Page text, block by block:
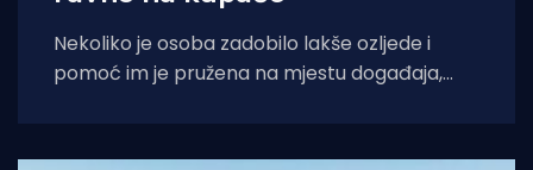
Nekoliko je osoba zadobilo lakše ozljede i
pomoć im je pružena na mjestu događaja,